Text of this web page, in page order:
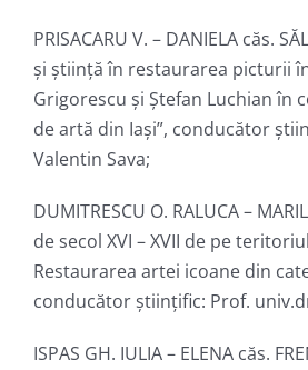
PRISACARU V. – DANIELA căs.
și știință în restaurarea picturii
Grigorescu și Ştefan Luchian în
de artă din Iași”, conducător
Valentin Sava;
DUMITRESCU O. RALUCA –
de secol XVI – XVII de pe
Restaurarea artei icoane din
conducător ştiinţific: Prof.
ISPAS GH. IULIA – ELENA căs.